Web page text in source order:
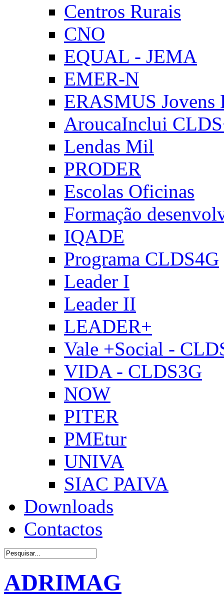
Centros Rurais
CNO
EQUAL - JEMA
EMER-N
ERASMUS Jovens
AroucaInclui
Lendas Mil
PRODER
Escolas Oficinas
Formação
IQADE
Programa CLDS4G
Leader I
Leader II
LEADER+
Vale +Social -
VIDA - CLDS3G
NOW
PITER
PMEtur
UNIVA
SIAC PAIVA
Downloads
Contactos
ADRIMAG